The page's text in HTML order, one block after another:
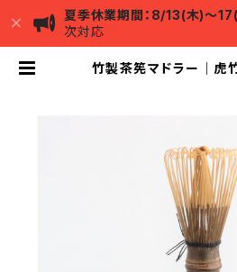
夏季休業期間：8/13(木)～
次対応
竹製茶筅マドラー｜虎